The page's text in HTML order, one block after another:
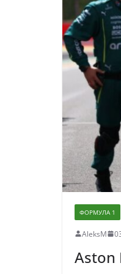
ФОРМУЛА 1
AleksM
Aston